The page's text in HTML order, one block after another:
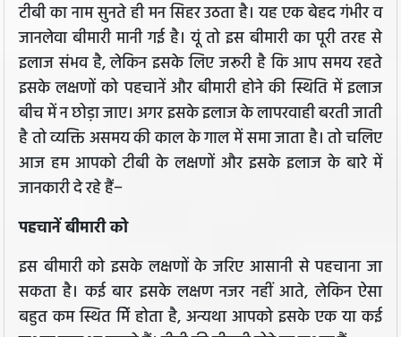
टीबी का नाम सुनते ही मन सिहर उठता है। यह एक बेहद गंभीर व
जानलेवा बीमारी मानी गई है। यूं तो इस बीमारी का पूरी तरह से
इलाज संभव है, लेकिन इसके लिए जरूरी है कि आप समय रहते
इसके लक्षणों को पहचानें और बीमारी होने की स्थिति में इलाज
बीच में न छोड़ा जाए। अगर इसके इलाज के लापरवाही बरती जाती
है तो व्यक्ति असमय की काल के गाल में समा जाता है। तो चलिए
आज हम आपको टीबी के लक्षणों और इसके इलाज के बारे में
जानकारी दे रहे हैं−
पहचानें बीमारी को
इस बीमारी को इसके लक्षणों के जरिए आसानी से पहचाना जा
सकता है। कई बार इसके लक्षण नजर नहीं आते, लेकिन ऐसा
बहुत कम स्थित मिें होता है, अन्यथा आपको इसके एक या कई